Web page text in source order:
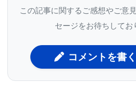
て、AMD3100がCXCR12と免疫
との結合を阻害することを明ら
無傷のまま、腫瘍細胞を攻撃す
この記事に関するご感想やご意
セージをお待ちしてお
コメントを書